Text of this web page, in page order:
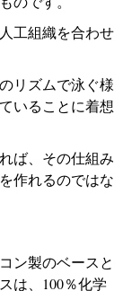
工組織を合わせ
リズムで泳ぐ様
いることに着想
ば、その仕組み
作れるのではな
ン製のベースと
は、 100％化学